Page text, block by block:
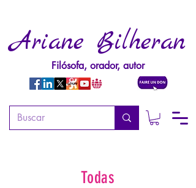
Ariane Bilheran
Filósofa, orador, autor
Todas